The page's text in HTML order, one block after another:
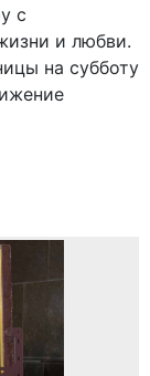
с
и любви.
на субботу